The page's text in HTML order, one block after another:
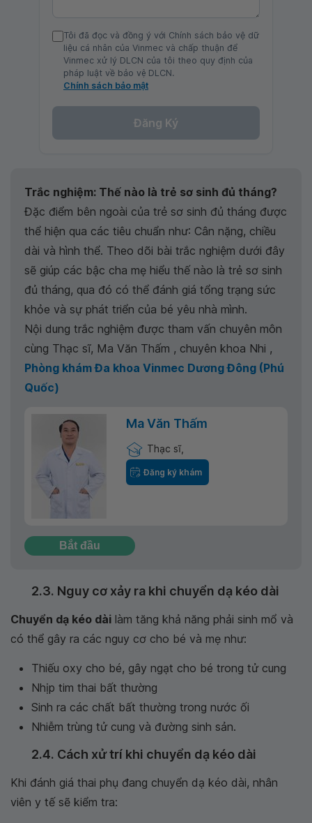
Tôi đã đọc và đồng ý với Chính sách bảo vệ dữ
liệu cá nhân của Vinmec và chấp thuận để
Vinmec xử lý DLCN của tôi theo quy định của
pháp luật về bảo vệ DLCN.
Chính sách bảo mật
Đăng Ký
Trắc nghiệm: Thế nào là trẻ sơ sinh đủ tháng?
Đặc điểm bên ngoài của trẻ sơ sinh đủ tháng được
thể hiện qua các tiêu chuẩn như: Cân nặng, chiều
dài và hình thể. Theo dõi bài trắc nghiệm dưới đây
sẽ giúp các bậc cha mẹ hiểu thế nào là trẻ sơ sinh
đủ tháng, qua đó có thể đánh giá tổng trạng sức
khỏe và sự phát triển của bé yêu nhà mình.
Nội dung trắc nghiệm được tham vấn chuyên môn
cùng Thạc sĩ, Ma Văn Thấm , chuyên khoa Nhi ,
Phòng khám Đa khoa Vinmec Dương Đông (Phú
Quốc)
Ma Văn Thấm
Thạc sĩ,
Đăng ký khám
Bắt đầu
2.3. Nguy cơ xảy ra khi chuyển dạ kéo dài
Chuyển dạ kéo dài làm tăng khả năng phải sinh mổ và
có thể gây ra các nguy cơ cho bé và mẹ như:
Thiếu oxy cho bé, gây ngạt cho bé trong tử cung
Nhịp tim thai bất thường
Sinh ra các chất bất thường trong nước ối
Nhiễm trùng tử cung và đường sinh sản.
2.4. Cách xử trí khi chuyển dạ kéo dài
Khi đánh giá thai phụ đang chuyển dạ kéo dài, nhân
viên y tế sẽ kiểm tra: